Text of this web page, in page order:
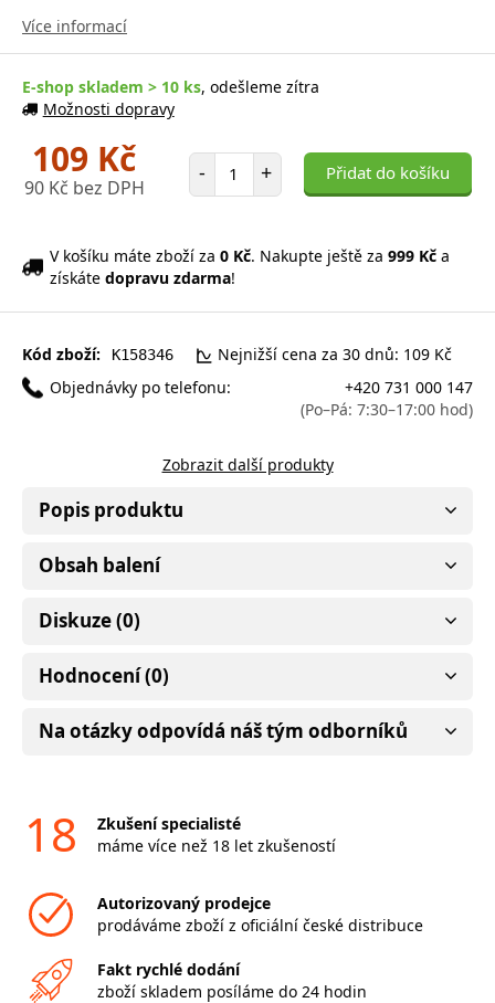
Více informací
E-shop skladem > 10 ks, odešleme zítra
Možnosti dopravy
109 Kč
90 Kč bez DPH
- Počet položek
+ Přidat do košíku
V košíku máte zboží za 0 Kč. Nakupte ještě za 999 Kč a
získáte dopravu zdarma!
Kód zboží: K158346
Nejnižší cena za 30 dnů: 109 Kč
Objednávky po telefonu:
+420 731 000 147
(Po–Pá: 7:30–17:00 hod)
Zobrazit další produkty
Popis produktu
Obsah balení
Diskuze (0)
Hodnocení (0)
Na otázky odpovídá náš tým odborníků
18
Zkušení specialisté
máme více než 18 let zkušeností
Autorizovaný prodejce
prodáváme zboží z oficiální české distribuce
Fakt rychlé dodání
zboží skladem posíláme do 24 hodin